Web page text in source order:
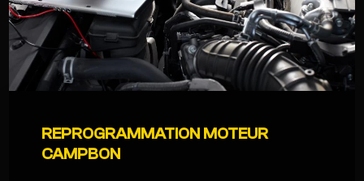
REPROGRAMMATION MOTEUR
CAMPBON